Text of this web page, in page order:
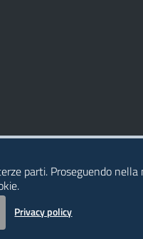
parti. Proseguendo nella
Privacy policy